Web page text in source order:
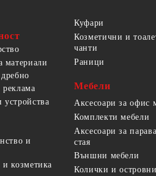
материали
и
козметика
Куфари
Козметични и
чанти
Раници
Мебели
Аксесоари за офис
Комплекти мебели
Аксесоари за
стая
Външни мебели
Колички и островни